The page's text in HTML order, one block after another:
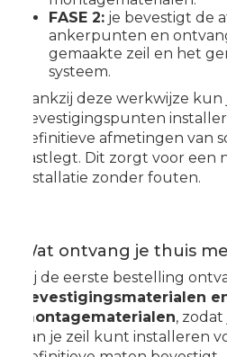
FASE 2:je bevestigt de
ankerpunten en
gemaakte zeil en het
systeem.
Dankzij deze werkwijze kun
bevestigingspunten
definitieve afmetingen van
vastlegt. Dit zorgt voor een
installatie zonder fouten.
Wat ontvang je thuis
Bij de eerste bestelling
bevestigingsmaterialen
montagematerialen,
van je zeil kunt installeren